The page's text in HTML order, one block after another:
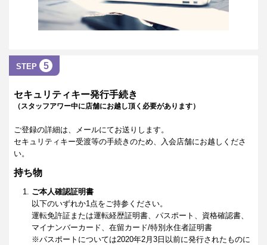
STEP 5
セキュリティキー発行手続き
（スタッフアワー中に店舗にお越し頂く必要があります）
ご登録の詳細は、メールにてお送りします。
セキュリティキー受渡等の手続きのため、入会店舗にお越しくださ
い。
持ち物
ご本人確認証明書
以下のいずれか1点をご持参ください。
運転免許証または運転経歴証明書、パスポート、資格確認書、
マイナンバーカード、在留カード/特別永住者証明書
※パスポートについては2020年2月3日以前に発行されたものに